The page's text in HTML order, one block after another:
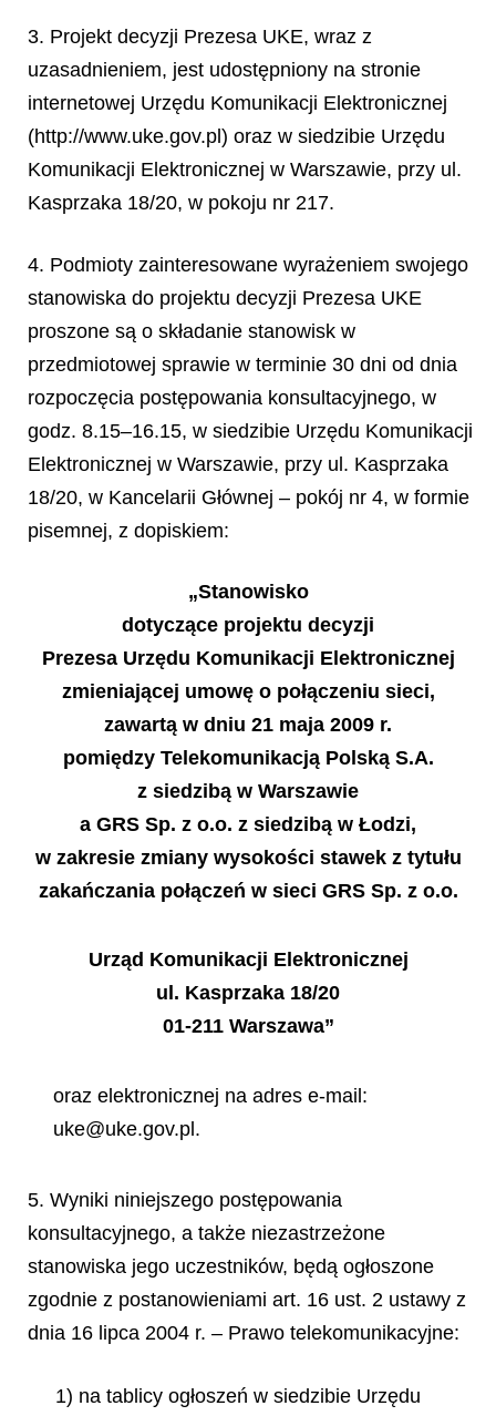
3. Projekt decyzji Prezesa UKE, wraz z
uzasadnieniem, jest udostępniony na stronie
internetowej Urzędu Komunikacji Elektronicznej
(http://www.uke.gov.pl) oraz w siedzibie Urzędu
Komunikacji Elektronicznej w Warszawie, przy ul.
Kasprzaka 18/20, w pokoju nr 217.
4. Podmioty zainteresowane wyrażeniem swojego
stanowiska do projektu decyzji Prezesa UKE
proszone są o składanie stanowisk w
przedmiotowej sprawie w terminie 30 dni od dnia
rozpoczęcia postępowania konsultacyjnego, w
godz. 8.15–16.15, w siedzibie Urzędu Komunikacji
Elektronicznej w Warszawie, przy ul. Kasprzaka
18/20, w Kancelarii Głównej – pokój nr 4, w formie
pisemnej, z dopiskiem:
„Stanowisko
dotyczące projektu decyzji
Prezesa Urzędu Komunikacji Elektronicznej
zmieniającej umowę o połączeniu sieci,
zawartą w dniu 21 maja 2009 r.
pomiędzy Telekomunikacją Polską S.A.
z siedzibą w Warszawie
a GRS Sp. z o.o. z siedzibą w Łodzi,
w zakresie zmiany wysokości stawek z tytułu
zakańczania połączeń w sieci GRS Sp. z o.o.
Urząd Komunikacji Elektronicznej
ul. Kasprzaka 18/20
01-211 Warszawa”
oraz elektronicznej na adres e-mail:
uke@uke.gov.pl.
5. Wyniki niniejszego postępowania
konsultacyjnego, a także niezastrzeżone
stanowiska jego uczestników, będą ogłoszone
zgodnie z postanowieniami art. 16 ust. 2 ustawy z
dnia 16 lipca 2004 r. – Prawo telekomunikacyjne:
1) na tablicy ogłoszeń w siedzibie Urzędu